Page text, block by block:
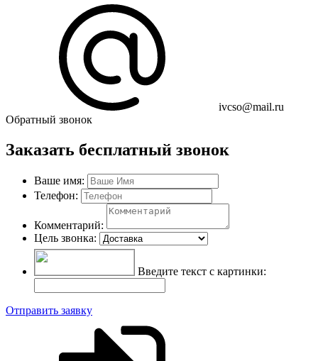
ivcso@mail.ru
Обратный звонок
Заказать бесплатный звонок
Ваше имя:
Телефон:
Комментарий:
Цель звонка:
Введите текст с картинки:
Отправить заявку